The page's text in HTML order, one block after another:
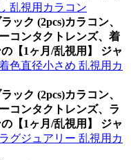
乱視用カラコン
ック (2pcs)カラコン、
コンタクトレンズ、着
【1ヶ月/乱視用】 ジャ
色直径小さめ 乱視用カ
ック (2pcs)カラコン、
コンタクトレンズ、ラ
【1ヶ月/乱視用】 ジャ
ラグジュアリー 乱視用カ